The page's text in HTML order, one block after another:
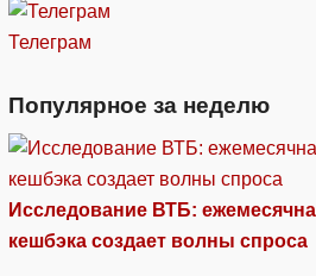
Телеграм
Популярное за неделю
Исследование ВТБ:
кешбэка создает волны спроса